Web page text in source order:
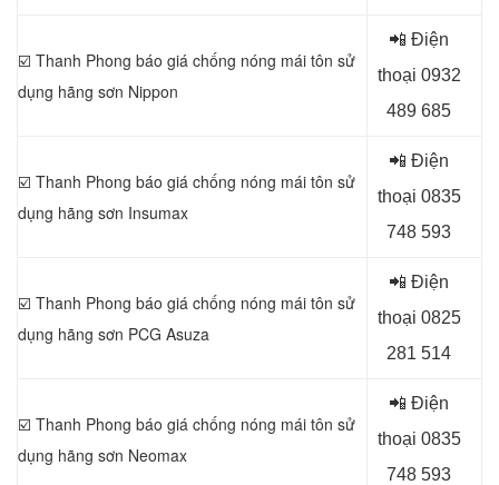
☑️ Thanh Phong báo giá chống nóng mái tôn sử
dụng hãng sơn Nippon
📲 Điện
thoại 0932
489 685
☑️ Thanh Phong báo giá chống nóng mái tôn sử
dụng hãng sơn Insumax
📲 Điện
thoại 0835
748 593
☑️ Thanh Phong báo giá chống nóng mái tôn sử
dụng hãng sơn PCG Asuza
📲 Điện
thoại 0825
281 514
☑️ Thanh Phong báo giá chống nóng mái tôn sử
dụng hãng sơn Neomax
📲 Điện
thoại 0835
748 593